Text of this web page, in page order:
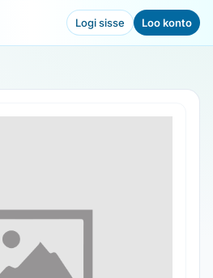
Logi sisse Loo konto